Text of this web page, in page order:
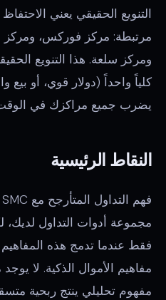
التنويع الحقيقي يعني
مرتبطة: مركز فوركس، ومركز
ومركز سلعة. هذا التنويع
كلياً واحداً (دولار قوي، أو
يضرب جميع مراكزك في
النقاط الرئيسية
مجموعة أدوات التداول لديك،
فقط عندما تدمج هذه
مفاهيم الأموال الذكية. لا
مفهوم تحليلي ينتج ربحية